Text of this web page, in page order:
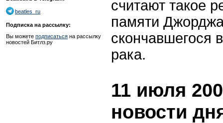
beatles_ru
Подписка на рассылку:
Вы можете подписаться на рассылку
новостей Битлз.ру
считают такое
памяти
скончавшегося
рака.
11 июля
новости